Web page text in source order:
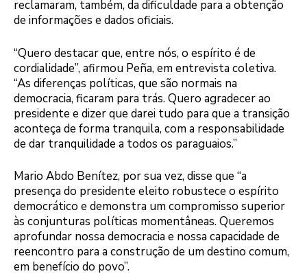
reclamaram, também, da dificuldade para a obtenção
de informações e dados oficiais.
“Quero destacar que, entre nós, o espírito é de
cordialidade”, afirmou Peña, em entrevista coletiva.
“As diferenças políticas, que são normais na
democracia, ficaram para trás. Quero agradecer ao
presidente e dizer que darei tudo para que a transição
aconteça de forma tranquila, com a responsabilidade
de dar tranquilidade a todos os paraguaios.”
Mario Abdo Benítez, por sua vez, disse que “a
presença do presidente eleito robustece o espírito
democrático e demonstra um compromisso superior
às conjunturas políticas momentâneas. Queremos
aprofundar nossa democracia e nossa capacidade de
reencontro para a construção de um destino comum,
em benefício do povo”.